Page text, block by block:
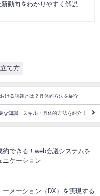
新動向をわかりやすく解説
立て方
ける課題とは？具体的方法を紹介
な知識・スキル・具体的方法を紹介！
約できる！web会議システムを
ニケーション
ーメーション（DX）を実現する